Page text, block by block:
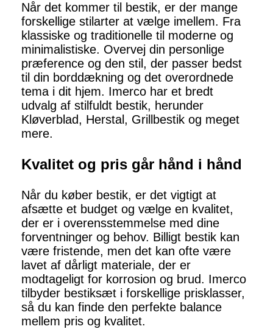
Når det kommer til bestik, er der mange
forskellige stilarter at vælge imellem. Fra
klassiske og traditionelle til moderne og
minimalistiske. Overvej din personlige
præference og den stil, der passer bedst
til din borddækning og det overordnede
tema i dit hjem. Imerco har et bredt
udvalg af stilfuldt bestik, herunder
Kløverblad, Herstal, Grillbestik og meget
mere.
Kvalitet og pris går hånd i hånd
Når du køber bestik, er det vigtigt at
afsætte et budget og vælge en kvalitet,
der er i overensstemmelse med dine
forventninger og behov. Billigt bestik kan
være fristende, men det kan ofte være
lavet af dårligt materiale, der er
modtageligt for korrosion og brud. Imerco
tilbyder bestiksæt i forskellige prisklasser,
så du kan finde den perfekte balance
mellem pris og kvalitet.